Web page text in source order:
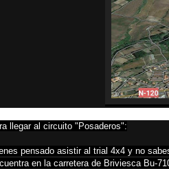
llegar al circuito "Posaderos":
pensado asistir al trial 4x4 y no
en la carretera de Briviesca Bu-